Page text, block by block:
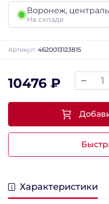
Воронеж,
На складе
Артикул: 4620013123815
10476 ₽
Характеристики